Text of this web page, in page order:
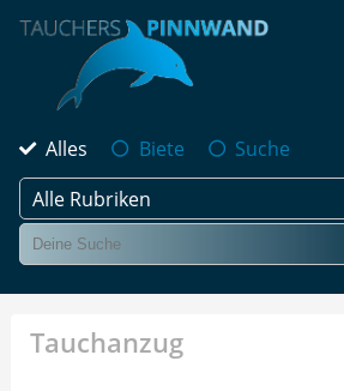
Alles Biete
Suche
Alle Rubriken
Tauchanzug